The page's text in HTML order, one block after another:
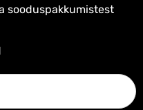
sooduspakkumistest